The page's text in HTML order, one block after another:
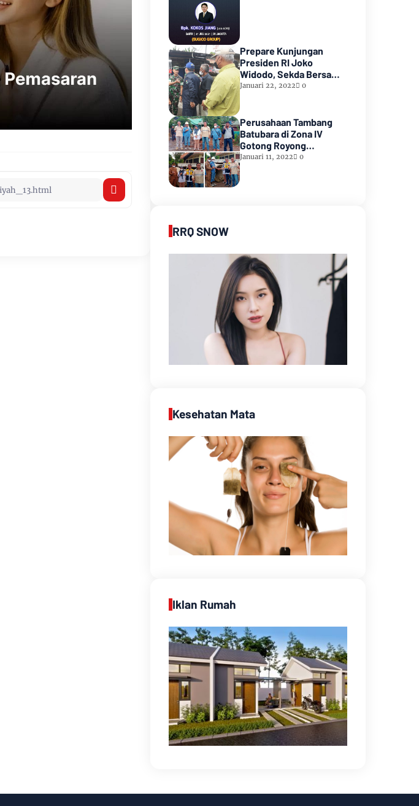
Prepare Kunjungan
Presiden RI Joko
Widodo, Sekda Bersama
Forkopimda Muara Enim
Januari 22, 2022 0
Perusahaan Tambang
Batubara di Zona IV
Gotong Royong
Memperbaiki Jalan
Januari 11, 2022 0
RRQ SNOW
Kesehatan Mata
Iklan Rumah